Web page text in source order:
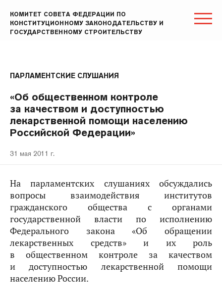
КОМИТЕТ СОВЕТА ФЕДЕРАЦИИ ПО
КОНСТИТУЦИОННОМУ ЗАКОНОДАТЕЛЬСТВУ И
ГОСУДАРСТВЕННОМУ СТРОИТЕЛЬСТВУ
ПАРЛАМЕНТСКИЕ СЛУШАНИЯ
«Об общественном контроле
за качеством и доступностью
лекарственной помощи населению
Российской Федерации»
31 мая 2011 г.
На парламентских слушаниях обсуждались
вопросы взаимодействия институтов
гражданского общества с органами
государственной власти по исполнению
Федерального закона «Об обращении
лекарственных средств» и их роль
в общественном контроле за качеством
и доступностью лекарственной помощи
населению России.